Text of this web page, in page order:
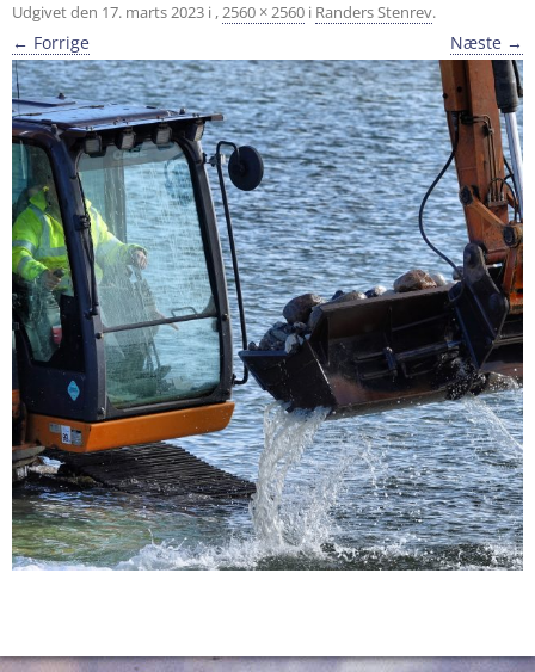
Udgivet den 17. marts 2023 i ,2560 × 2560 i Randers Stenrev.
← Forrige Næste →